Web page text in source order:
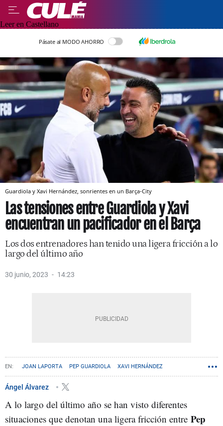
Leer en Castellano
Pásate al MODO AHORRO
Guardiola y Xavi Hernández, sonrientes en un Barça-City
Las tensiones entre Guardiola y Xavi
encuentran un pacificador en el Barça
Los dos entrenadores han tenido una ligera fricción a lo
largo del último año
30 junio, 2023 14:23
JOAN LAPORTA PEP GUARDIOLA XAVI HERNÁNDEZ
Ángel Álvarez
A lo largo del último año se han visto diferentes
situaciones que denotan una ligera fricción entre Pep